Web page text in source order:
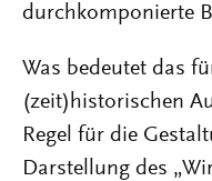
durchkomponierte
Was bedeutet das
(zeit)historischen
Regel für die
Darstellung des